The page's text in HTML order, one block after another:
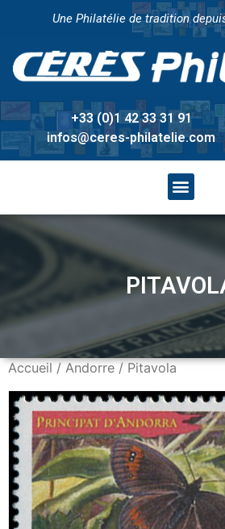
Une Philatélie de tradition
+33 (0)1 42 33 31 91
infos@ceres-philatelie.com
Accueil/Andorre/ Pitavola